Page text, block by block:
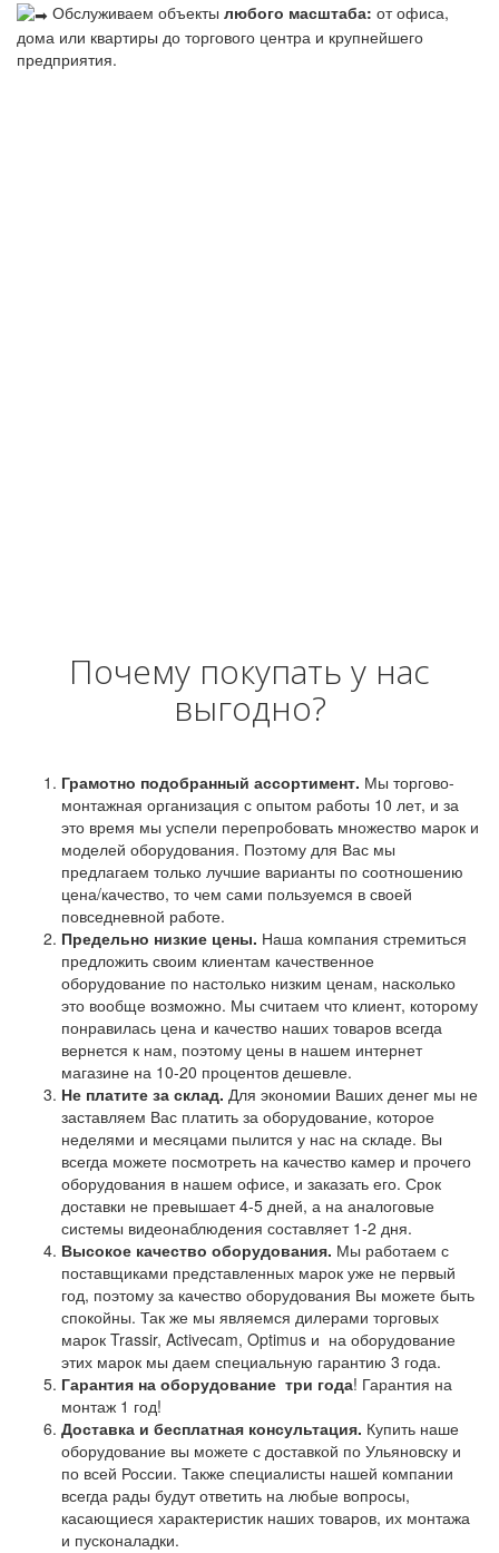
Обслуживаем объекты любого масштаба: от офиса,
дома или квартиры до торгового центра и крупнейшего
предприятия.
Почему покупать у нас
выгодно?
Грамотно подобранный ассортимент. Мы торгово-
монтажная организация с опытом работы 10 лет, и за
это время мы успели перепробовать множество марок и
моделей оборудования. Поэтому для Вас мы
предлагаем только лучшие варианты по соотношению
цена/качество, то чем сами пользуемся в своей
повседневной работе.
Предельно низкие цены. Наша компания стремиться
предложить своим клиентам качественное
оборудование по настолько низким ценам, насколько
это вообще возможно. Мы считаем что клиент, которому
понравилась цена и качество наших товаров всегда
вернется к нам, поэтому цены в нашем интернет
магазине на 10-20 процентов дешевле.
Не платите за склад. Для экономии Ваших денег мы не
заставляем Вас платить за оборудование, которое
неделями и месяцами пылится у нас на складе. Вы
всегда можете посмотреть на качество камер и прочего
оборудования в нашем офисе, и заказать его. Срок
доставки не превышает 4-5 дней, а на аналоговые
системы видеонаблюдения составляет 1-2 дня.
Высокое качество оборудования. Мы работаем с
поставщиками представленных марок уже не первый
год, поэтому за качество оборудования Вы можете быть
спокойны. Так же мы являемся дилерами торговых
марок Trassir, Activecam, Optimus и на оборудование
этих марок мы даем специальную гарантию 3 года.
Гарантия на оборудование три года! Гарантия на
монтаж 1 год!
Доставка и бесплатная консультация. Купить наше
оборудование вы можете с доставкой по Ульяновску и
по всей России. Также специалисты нашей компании
всегда рады будут ответить на любые вопросы,
касающиеся характеристик наших товаров, их монтажа
и пусконаладки.